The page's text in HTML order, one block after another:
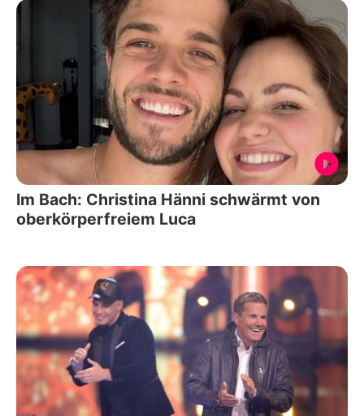
Im Bach: Christina Hänni schwärmt von
oberkörperfreiem Luca